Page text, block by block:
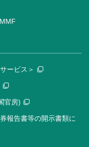
ービス＞
官房)
報告書等の開示書類に